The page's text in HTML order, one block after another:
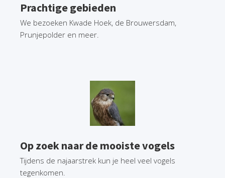
Prachtige gebieden
We bezoeken Kwade Hoek, de Brouwersdam,
Prunjepolder en meer.
Op zoek naar de mooiste vogels
Tijdens de najaarstrek kun je heel veel vogels
tegenkomen.